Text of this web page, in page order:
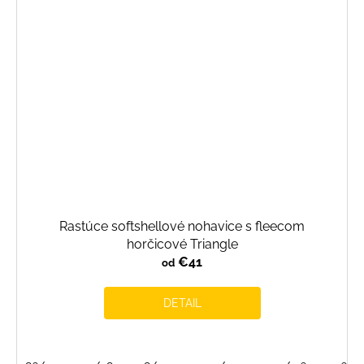
Rastúce softshellové nohavice s fleecom
horčicové Triangle
od €41
DETAIL